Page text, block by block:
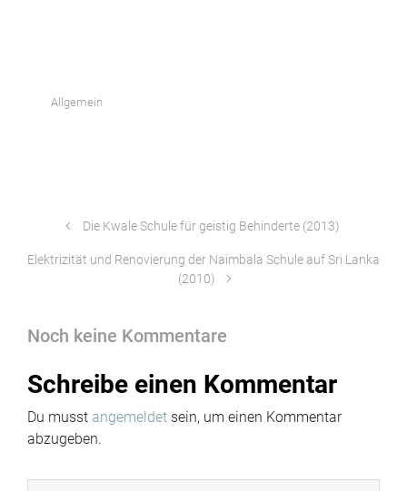
Allgemein
Die Kwale Schule für geistig Behinderte (2013)
Elektrizität und Renovierung der Naimbala Schule auf Sri Lanka
(2010)
Noch keine Kommentare
Schreibe einen Kommentar
Du musst angemeldet sein, um einen Kommentar
abzugeben.